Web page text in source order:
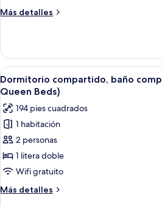
compartido
Más detalles
Más
compartido,
baño
compartido
(10
Abrir
todas
las
fotos
de
Dormitorio
compartido,
baño
compartido
(12
7
Dormitorio compartido, baño
Queen Beds)
194 pies cuadrados
1 habitación
2 personas
1 litera doble
Wifi gratuito
Más detalles
Más